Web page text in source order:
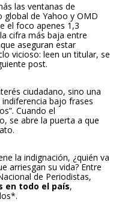
las ventanas de
global de Yahoo y OMD
el foco apenes 1,3
cifra más baja entre
aseguran estar
vicioso: leen un titular, se
post.
ciudadano, sino una
bajo frases
Cuando el
se abre la puerta a que
la indignación, ¿quién va
arriesgan su vida? Entre
de Periodistas,
en todo el país,